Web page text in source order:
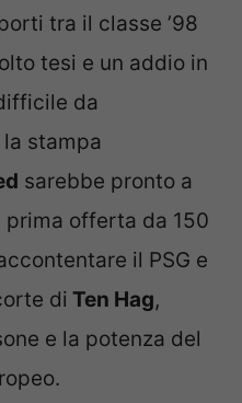
tra il classe ’98
tesi e un addio in
da
stampa
sarebbe pronto a
offerta da 150
il PSG e
di Ten Hag,
e la potenza del